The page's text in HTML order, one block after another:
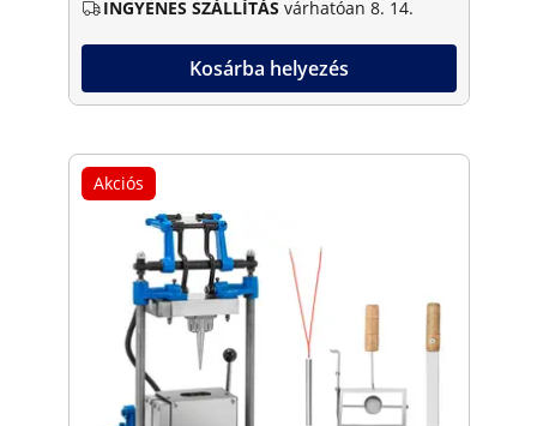
INGYENES SZÁLLÍTÁS várhatóan 8. 14.
Kosárba helyezés
Akciós